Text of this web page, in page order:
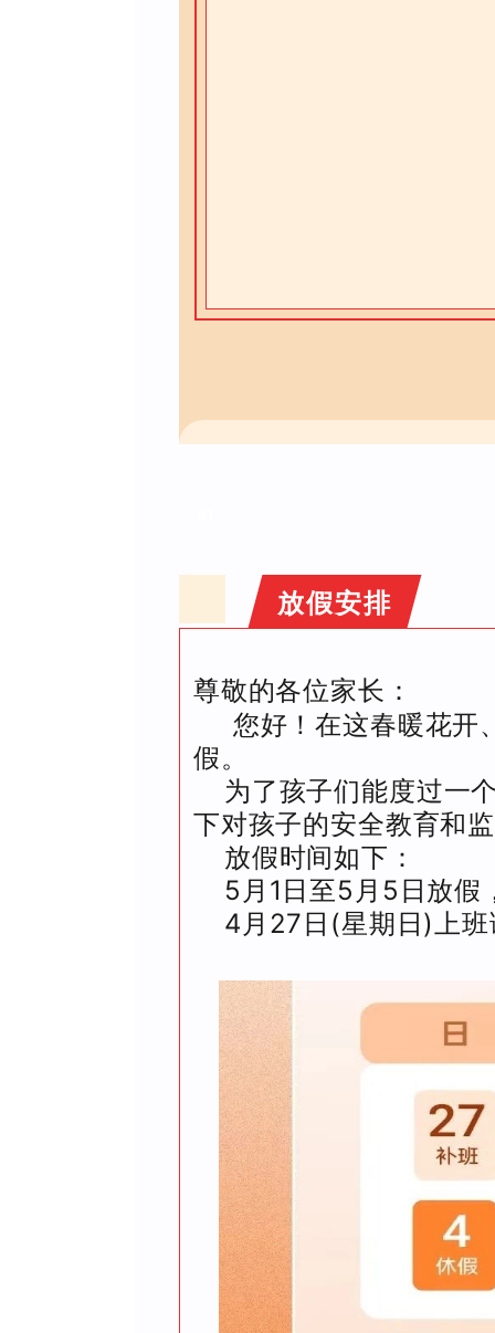
放假安排
尊敬的各位家长：
您好！在这春暖花开
假。
为了孩子们能度过一
下对孩子的安全教育和
放假时间如下：
5月1日至5月5日放假
4月27日(星期日)上班